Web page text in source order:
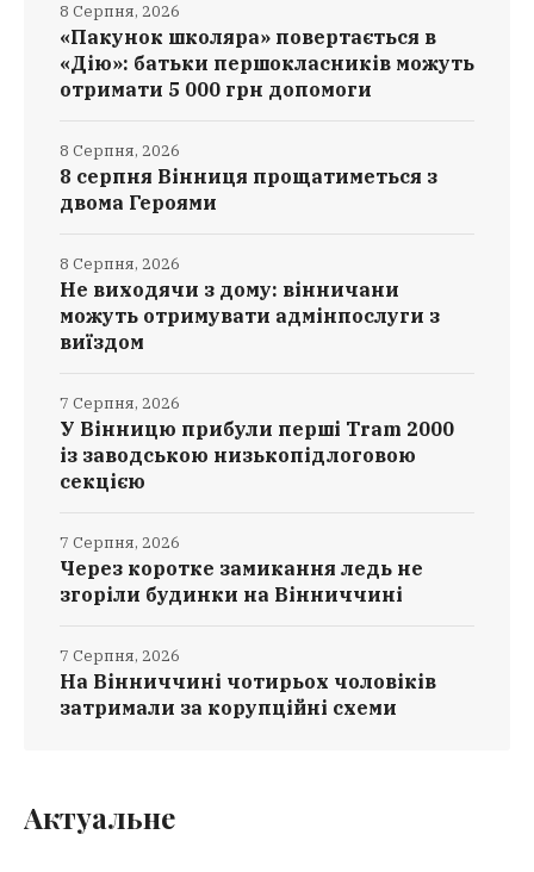
«Пакунок школяра» повертається в
«Дію»: батьки першокласників можуть
отримати 5 000 грн допомоги
8 Серпня, 2026
8 серпня Вінниця прощатиметься з
двома Героями
8 Серпня, 2026
Не виходячи з дому: вінничани
можуть отримувати адмінпослуги з
виїздом
8 Серпня, 2026
У Вінницю прибули перші Tram 2000
із заводською низькопідлоговою
секцією
7 Серпня, 2026
Через коротке замикання ледь не
згоріли будинки на Вінниччині
7 Серпня, 2026
На Вінниччині чотирьох чоловіків
затримали за корупційні схеми
7 Серпня, 2026
Актуальне